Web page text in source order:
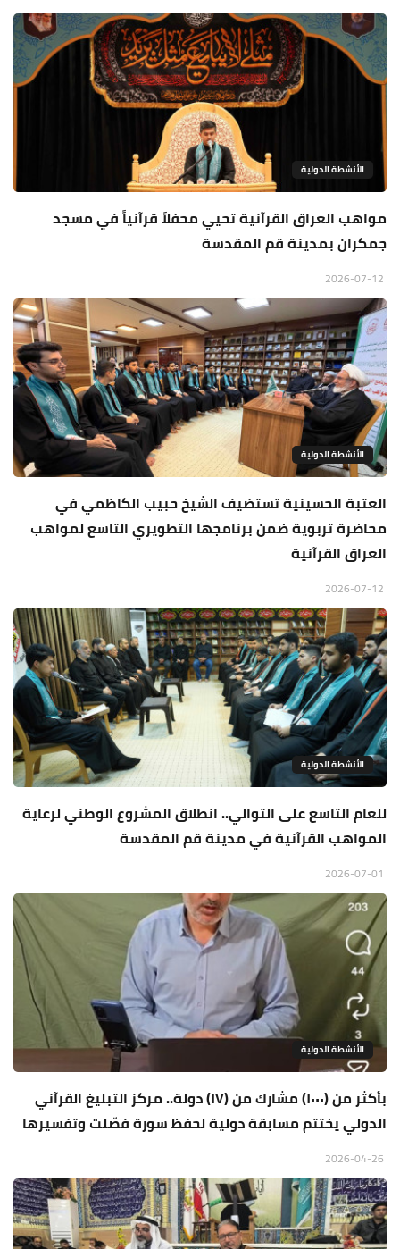
الأنشطة الدولية
مواهب العراق القرآنية تحيي محفلاً قرآنياً في مسجد
جمكران بمدينة قم المقدسة
الأنشطة الدولية
العتبة الحسينية تستضيف الشيخ حبيب الكاظمي في
محاضرة تربوية ضمن برنامجها التطويري التاسع لمواهب
العراق القرآنية
الأنشطة الدولية
للعام التاسع على التوالي.. انطلاق المشروع الوطني لرعاية
المواهب القرآنية في مدينة قم المقدسة
الأنشطة الدولية
بأكثر من (١٠٠٠) مشارك من (١٧) دولة.. مركز التبليغ القرآني
الدولي يختتم مسابقة دولية لحفظ سورة فصّلت وتفسيرها